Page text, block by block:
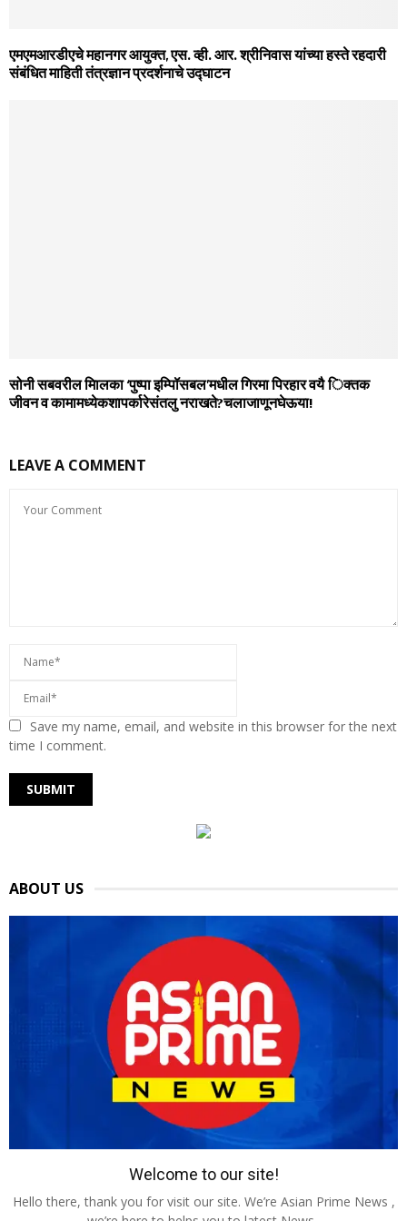
एमएमआरडीएचे महानगर आयुक्त, एस. व्ही. आर. श्रीनिवास यांच्या हस्ते रहदारी
संबंधित माहिती तंत्रज्ञान प्रदर्शनाचे उद्घाटन
सोनी सबवरील मािलका ‘पुष्पा इम्पॉिसबल’मधील गिरमा पिरहार वयै िक्तक
जीवन व कामामध्येकशापर्कारेसंतलु नराखते?चलाजाणूनघेऊया!
LEAVE A COMMENT
Save my name, email, and website in this browser for the next
time I comment.
ABOUT US
Welcome to our site!
Hello there, thank you for visit our site. We’re Asian Prime News ,